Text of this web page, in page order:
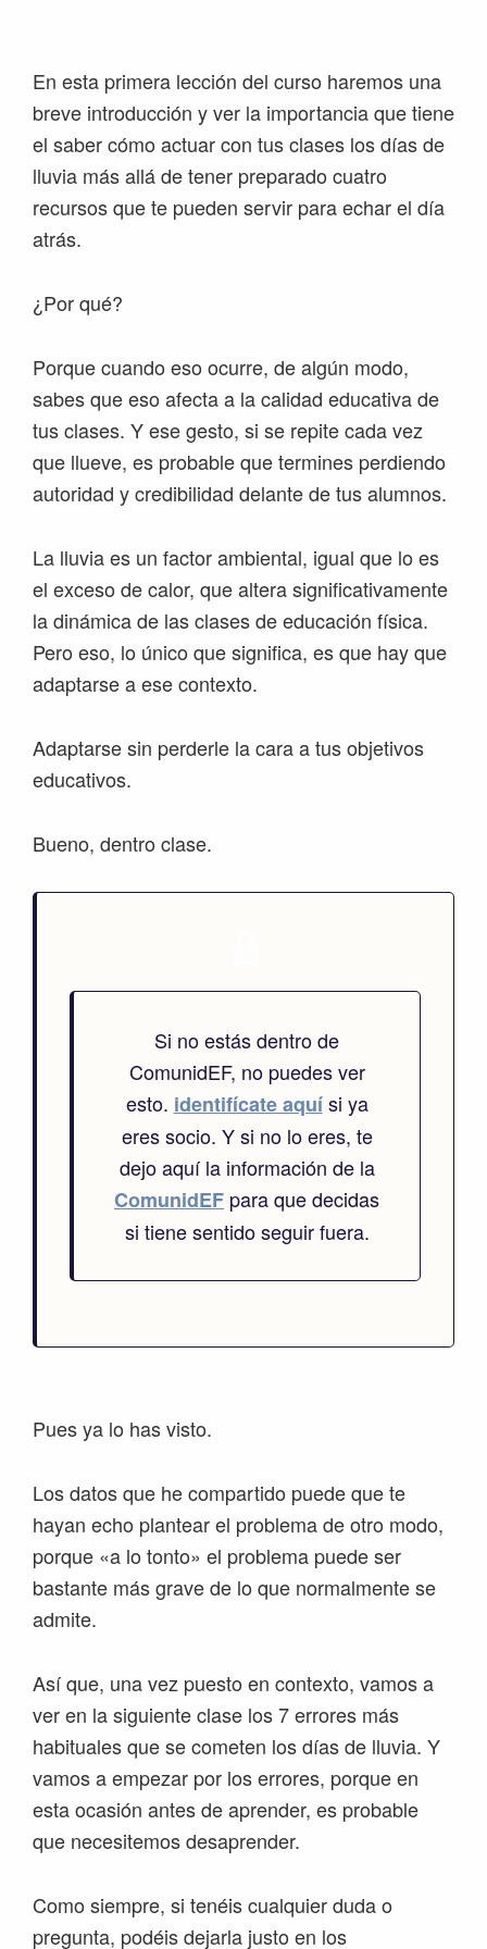
navegación
principal
contenido
principal
barra
lateral
principal
página
En esta primera lección del curso haremos una
breve introducción y ver la importancia que tiene
el saber cómo actuar con tus clases los días de
lluvia más allá de tener preparado cuatro
recursos que te pueden servir para echar el día
atrás.
¿Por qué?
Porque cuando eso ocurre, de algún modo,
sabes que eso afecta a la calidad educativa de
tus clases. Y ese gesto, si se repite cada vez
que llueve, es probable que termines perdiendo
autoridad y credibilidad delante de tus alumnos.
La lluvia es un factor ambiental, igual que lo es
el exceso de calor, que altera significativamente
la dinámica de las clases de educación física.
Pero eso, lo único que significa, es que hay que
adaptarse a ese contexto.
Adaptarse sin perderle la cara a tus objetivos
educativos.
Bueno, dentro clase.
Si no estás dentro de
ComunidEF, no puedes ver
esto. identifícate aquísi ya
eres socio. Y si no lo eres, te
dejo aquí la información de la
ComunidEF para que decidas
si tiene sentido seguir fuera.
Pues ya lo has visto.
Los datos que he compartido puede que te
hayan echo plantear el problema de otro modo,
porque «a lo tonto» el problema puede ser
bastante más grave de lo que normalmente se
admite.
Así que, una vez puesto en contexto, vamos a
ver en la siguiente clase los 7 errores más
habituales que se cometen los días de lluvia. Y
vamos a empezar por los errores, porque en
esta ocasión antes de aprender, es probable
que necesitemos desaprender.
Como siempre, si tenéis cualquier duda o
pregunta, podéis dejarla justo en los